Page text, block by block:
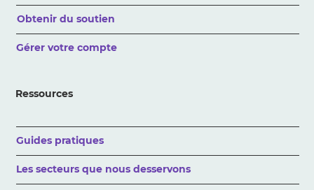
Obtenir du soutien
Gérer votre compte
Ressources
Guides pratiques
Les secteurs que nous desservons